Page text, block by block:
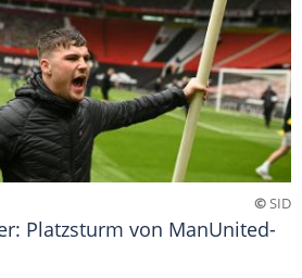
©SID
Platzsturm von ManUnited-